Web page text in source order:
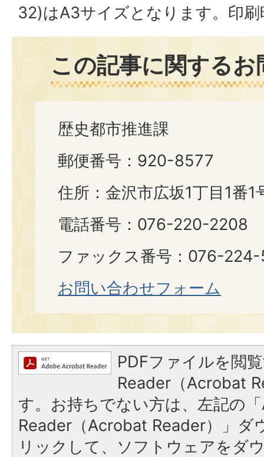
32)はA3サイズとなります。印
この記事に関する
歴史都市推進課
郵便番号：920-8577
住所：金沢市広坂1丁目1番1
電話番号：076-220-2208
ファックス番号：076-
お問い合わせフォーム
PDFファイルを閲
Reader（Acrobat
す。お持ちでない方は、左記の
Reader（Acrobat Reader）」ダ
リックして、ソフトウェアをダ